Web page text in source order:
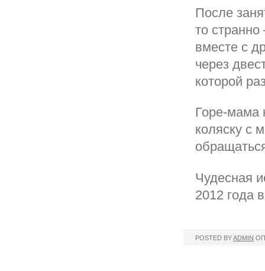
После
то странно
вместе с
через
которой
Горе-мама
коляску с
Чудесная
2012 года
POSTED BYADMIN